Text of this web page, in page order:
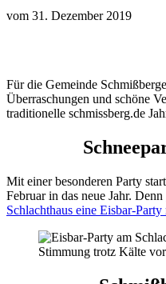
vom 31. Dezember 2019
Für die Gemeinde
Überraschungen und schöne
traditionelle schmissberg.de
Mit einer besonderen Party
Februar in das neue Jahr. Denn
Schlachthaus eine Eisbar-
Stimmung trotz Kälte